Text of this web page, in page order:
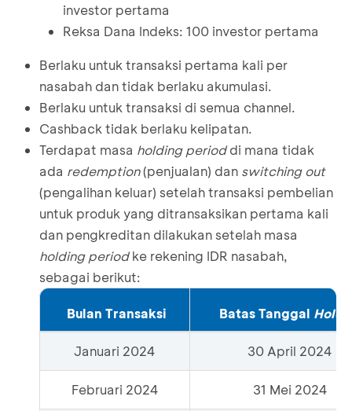
investor pertama
Reksa Dana Indeks: 100 investor pertama
Berlaku untuk transaksi pertama kali per
nasabah dan tidak berlaku akumulasi.
Berlaku untuk transaksi di semua channel.
Cashback tidak berlaku kelipatan.
Terdapat masa holding perioddi mana tidak
ada redemption(penjualan) dan switching out
(pengalihan keluar) setelah transaksi pembelian
untuk produk yang ditransaksikan pertama kali
dan pengkreditan dilakukan setelah masa
holding periodke rekening IDR nasabah,
sebagai berikut:
Bulan Transaksi Batas Tanggal
Januari 2024 30 April 2024
Februari 2024 31 Mei 2024